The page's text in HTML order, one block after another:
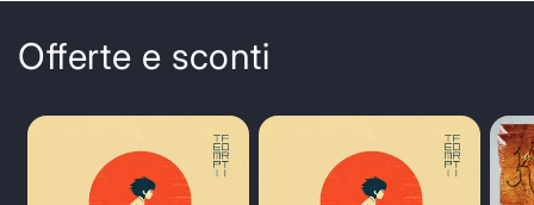
Offerte e sconti